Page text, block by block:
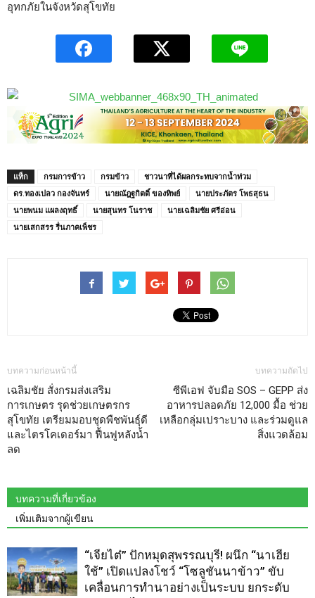
อุทกภัยในจังหวัดสุโขทัย
แท็ก กรมการข้าว กรมข้าว
ชาวนาที่ได้ผลกระทบจากน้ำท่วม
ดร.ทองเปลว กองจันทร์
นายณัฎฐกิตติ์ ของทิพย์
นายประภัตร โพธสุธน
นายพนม แผลงฤทธิ์
นายสุนทร โนราช
นายเฉลิมชัย ศรีอ่อน
นายเสกสรร รื่นภาคเพ็ชร
บทความก่อนหน้านี้
เฉลิมชัย สั่งกรมส่งเสริม
การเกษตร รุดช่วยเกษตรกร
สุโขทัย เตรียมมอบชุดพืชพันธุ์ดี
และไตรโคเดอร์มา ฟื้นฟูหลังน้ำ
ลด
บทความถัดไป
ซีพีเอฟ จับมือ SOS – GEPP ส่ง
อาหารปลอดภัย 12,000 มื้อ ช่วย
เหลือกลุ่มเปราะบาง และร่วมดูแล
สิ่งแวดล้อม
บทความที่เกี่ยวข้อง
เพิ่มเติมจากผู้เขียน
“เจียไต๋” ปักหมุดสุพรรณบุรี! ผนึก “นาเฮีย
ใช้” เปิดแปลงโชว์ “โซลูชันนาข้าว” ขับ
เคลื่อนการทำนาอย่างเป็นระบบ ยกระดับ